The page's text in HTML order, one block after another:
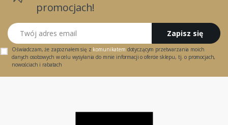
promocjach!
Twój adres email
Zapisz się
Oświadczam, że zapoznałem się z komunikatem dotyczącym przetwarzania moich
danych osobowych w celu wysyłania do mnie informacji o ofercie sklepu, tj. o promocjach,
nowościach i rabatach